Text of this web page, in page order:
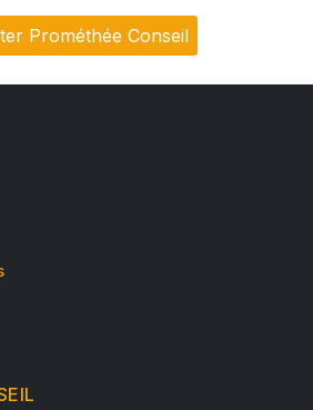
Prométhée Conseil